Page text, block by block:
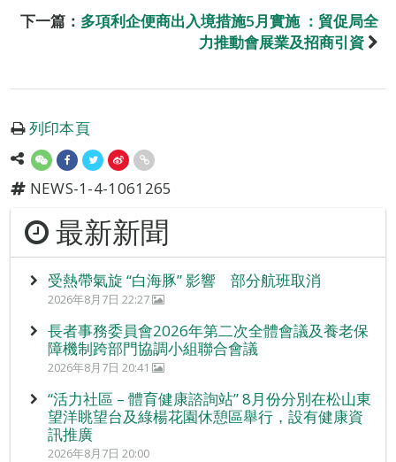
下一篇： 多項利企便商出入境措施5月實施 ：貿促局全
力推動會展業及招商引資
列印本頁
NEWS-1-4-1061265
最新新聞
受熱帶氣旋 “白海豚” 影響 部分航班取消
2026年8月7日 22:27
長者事務委員會2026年第二次全體會議及養老保
障機制跨部門協調小組聯合會議
2026年8月7日 20:41
“活力社區 – 體育健康諮詢站” 8月份分別在松山東
望洋眺望台及綠楊花園休憩區舉行，設有健康資
訊推廣
2026年8月7日 20:00